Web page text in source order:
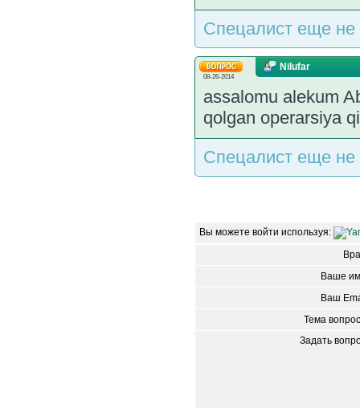
Спецалист еще не
08-26-2014
Nilufar
assalomu alekum
qolgan operarsiya
Спецалист еще не
Вы можете войти используя:
Ваше
Ваш
Тема
Задать